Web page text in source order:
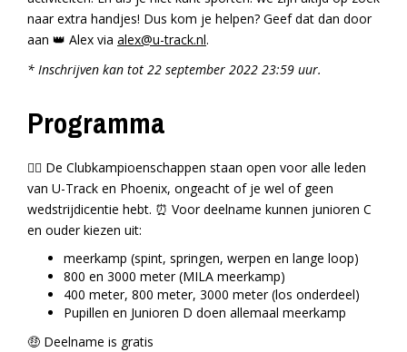
naar extra handjes! Dus kom je helpen? Geef dat dan door
aan 👑 Alex via alex@u-track.nl.
* Inschrijven kan tot 22 september 2022 23:59 uur.
Programma
🏃‍♀️ De Clubkampioenschappen staan open voor alle leden
van U-Track en Phoenix, ongeacht of je wel of geen
wedstrijdicentie hebt. ⏰ Voor deelname kunnen junioren C
en ouder kiezen uit:
meerkamp (spint, springen, werpen en lange loop)
800 en 3000 meter (MILA meerkamp)
400 meter, 800 meter, 3000 meter (los onderdeel)
Pupillen en Junioren D doen allemaal meerkamp
🤑 Deelname is gratis